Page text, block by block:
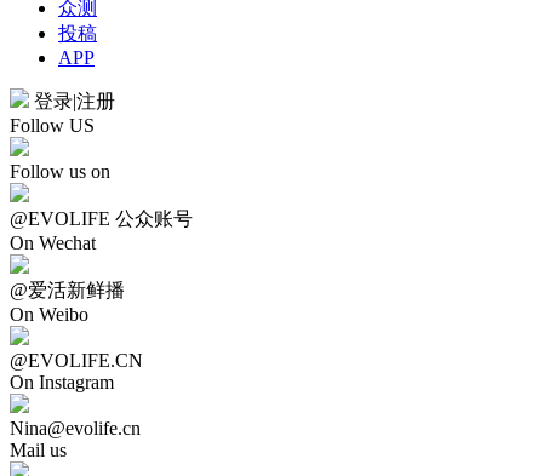
众测
投稿
APP
登录|注册
Follow US
Follow us on
@EVOLIFE 公众账号
On Wechat
@爱活新鲜播
On Weibo
@EVOLIFE.CN
On Instagram
Nina@evolife.cn
Mail us